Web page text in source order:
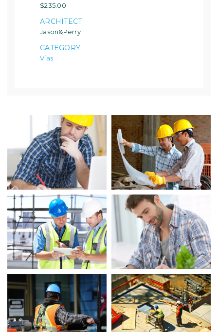
$235.00
ARCHITECT
Jason&Perry
CATEGORY
Vías